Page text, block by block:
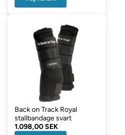
Back on Track Royal
stallbandage svart
1.098,00 SEK